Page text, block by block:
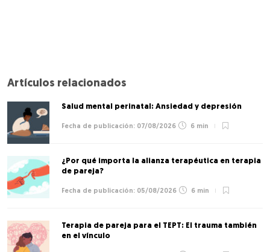
Artículos relacionados
Salud mental perinatal: Ansiedad y depresión
07/08/2026 6 min
¿Por qué importa la alianza terapéutica en terapia
de pareja?
05/08/2026 6 min
Terapia de pareja para el TEPT: El trauma también
en el vínculo